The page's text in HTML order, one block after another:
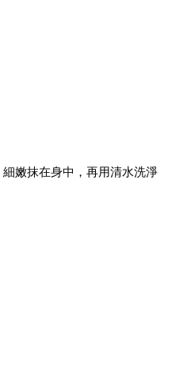
嫩抹在身中，再用清水洗淨